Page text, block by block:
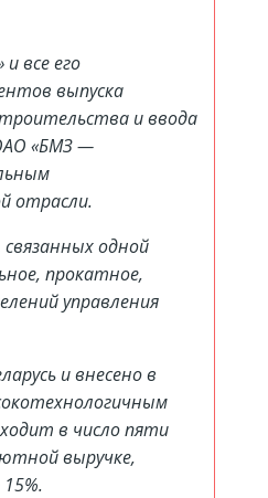
все его
выпуска
и ввода
«БМЗ —
отрасли.
одной
прокатное,
управления
и внесено в
в число пяти
выручке,